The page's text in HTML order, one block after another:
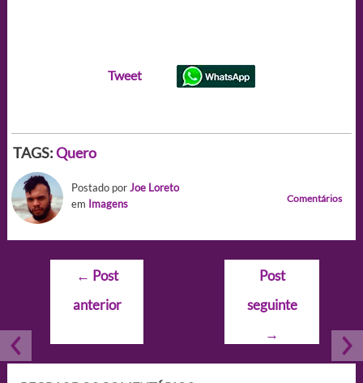
Tweet
TAGS:Quero
Postado porJoe Loreto
em Imagens Comentários
Navegação
Post
← Post
anterior
Post
seguinte
→